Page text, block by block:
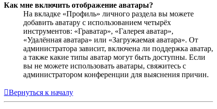
Как мне включить отображение аватары?
На вкладке «Профиль» личного раздела вы можете
добавить аватару с использованием четырёх
инструментов: «Граватар», «Галерея аватар»,
«Удалённая аватара» или «Загружаемая аватара». От
администратора зависит, включена ли поддержка аватар,
а также какие типы аватар могут быть доступны. Если
вы не можете использовать аватары, свяжитесь с
администратором конференции для выяснения причин.
Вернуться к началу